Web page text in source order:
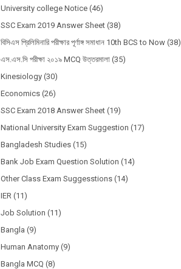
University college Notice (46)
SSC Exam 2019 Answer Sheet (38)
বিসিএস প্রিলিমিনারি পরীক্ষার পূর্ণাঙ্গ সমাধান 10th BCS to Now (38)
এস.এস.সি পরীক্ষা ২০১৯ MCQ উত্তরমালা (35)
Kinesiology (30)
Economics (26)
SSC Exam 2018 Answer Sheet (19)
National University Exam Suggestion (17)
Bangladesh Studies (15)
Bank Job Exam Question Solution (14)
Other Class Exam Suggesstions (14)
IER (11)
Job Solution (11)
Bangla (9)
Human Anatomy (9)
Bangla MCQ (8)